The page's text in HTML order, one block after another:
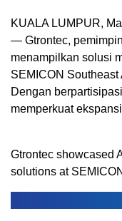
KUALA LUMPUR,
— Gtrontec,
menampilkan solusi
SEMICON
Dengan
memperkuat
Gtrontec showcased
solutions at